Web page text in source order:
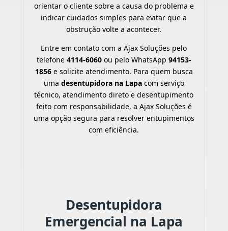
orientar o cliente sobre a causa do problema e
indicar cuidados simples para evitar que a
obstrução volte a acontecer.
Entre em contato com a Ajax Soluções pelo
telefone 4114-6060ou pelo WhatsApp 94153-
1856e solicite atendimento. Para quem busca
uma desentupidora na Lapacom serviço
técnico, atendimento direto e desentupimento
feito com responsabilidade, a Ajax Soluções é
uma opção segura para resolver entupimentos
com eficiência.
Desentupidora
Emergencial na Lapa